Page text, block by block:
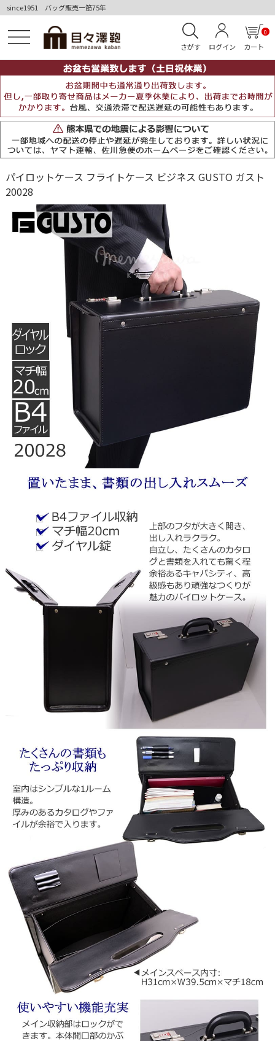
since1951 バッグ販売一筋75年
さがす ログイン カート
0
パイロットケース フライトケース ビジネス GUSTO ガスト
20028